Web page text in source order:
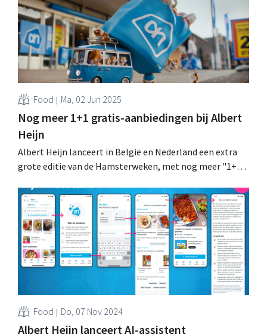
Food Ma, 02 Jun 2025
Nog meer 1+1 gratis-aanbiedingen bij Albert
Heijn
Albert Heijn lanceert in België en Nederland een extra
grote editie van de Hamsterweken, met nog meer "1+1
hamstergezin in de televisiecampagne. .
Food Do, 07 Nov 2024
Albert Heijn lanceert AI-assistent